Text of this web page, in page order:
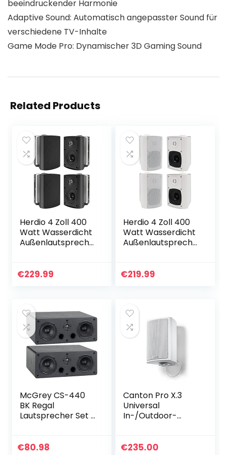
beeindruckender Harmonie
Adaptive Sound: Automatisch angepasster Sound für
verschiedene TV-Inhalte
Game Mode Pro: Dynamischer 3D Gaming Sound
Related Products
Herdio 4 Zoll 400
Watt Wasserdicht
Außenlautspreche
Garten, Terrasse,
€229.99
Herdio 4 Zoll 400
Watt Wasserdicht
Außenlautspreche
Garten, Terrasse,
€219.99
McGrey CS-440
BK Regal
Lautsprecher Set –
für Surround-
€80.98
Canton Pro X.3
Universal
In-/Outdoor-
Paar) weiß
€235.00